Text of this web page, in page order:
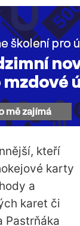
kteří
karty
a
karet či
Pastrňáka